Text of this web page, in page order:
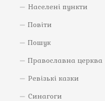
Населені пункти
Повіти
Пошук
Православна церква
Ревізькі казки
Синагоги